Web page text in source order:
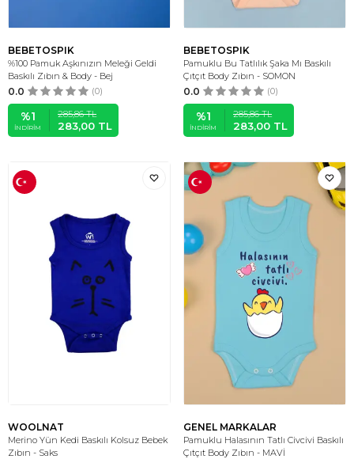
BEBETOSPIK
%100 Pamuk Aşkınızın Meleği Geldi
Baskılı Zıbın & Body - Bej
0.0 (0)
%1
İNDIRIM
285,86TL
283,00 TL
BEBETOSPIK
Pamuklu Bu Tatlılık Şaka Mı Baskılı
Çıtçıt Body Zıbın - SOMON
0.0 (0)
%1
İNDIRIM
285,86TL
283,00 TL
WOOLNAT
Merino Yün Kedi Baskılı Kolsuz Bebek
Zıbın - Saks
GENEL MARKALAR
Pamuklu Halasının Tatlı Civcivi Baskılı
Çıtçıt Body Zıbın - MAVİ